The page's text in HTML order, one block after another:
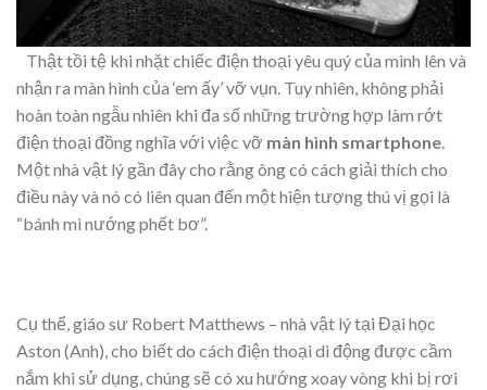
Thật tồi tệ khi nhặt chiếc điện thoại yêu quý của mình lên và
nhận ra màn hình của ‘em ấy’ vỡ vụn. Tuy nhiên, không phải
hoàn toàn ngẫu nhiên khi đa số những trường hợp làm rớt
điện thoại đồng nghĩa với việc vỡ màn hình smartphone.
Một nhà vật lý gần đây cho rằng ông có cách giải thích cho
điều này và nó có liên quan đến một hiện tượng thú vị gọi là
“bánh mì nướng phết bơ”.
Cụ thể, giáo sư Robert Matthews – nhà vật lý tại Đại học
Aston (Anh), cho biết do cách điện thoại di động được cầm
nắm khi sử dụng, chúng sẽ có xu hướng xoay vòng khi bị rơi